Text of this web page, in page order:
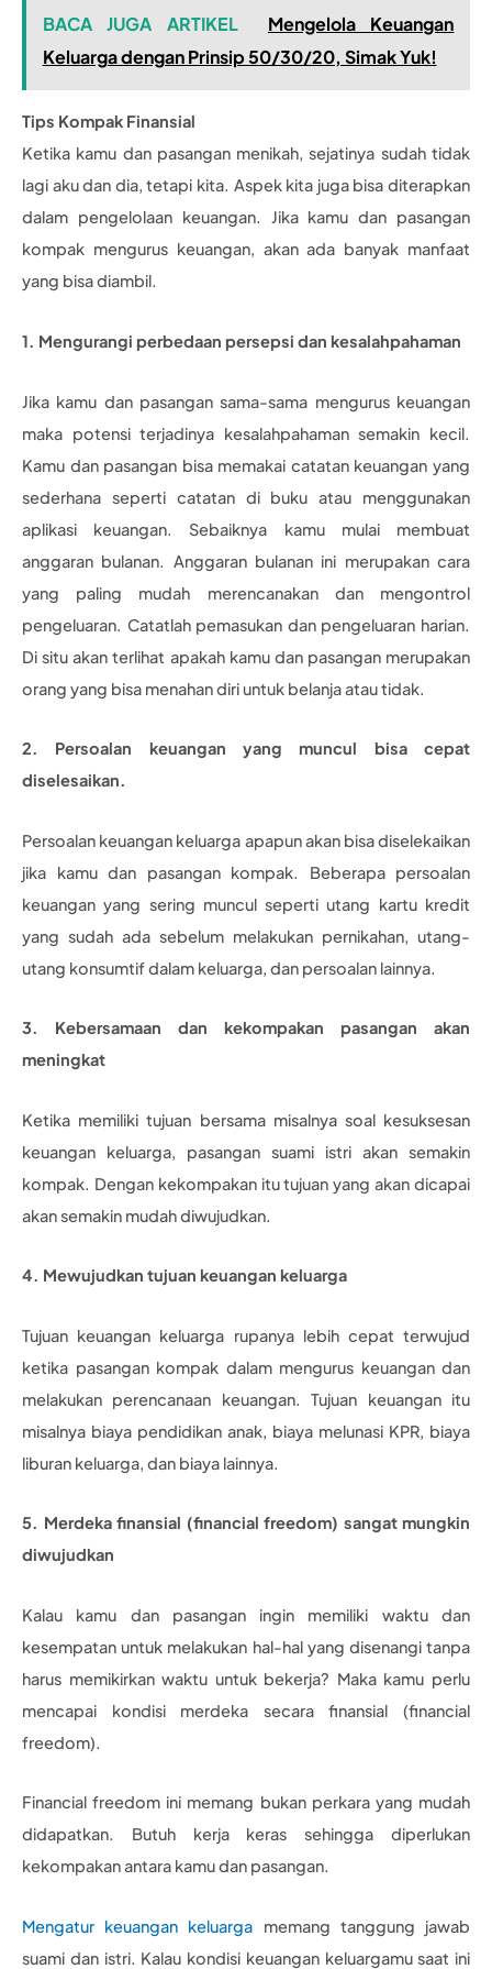
BACA JUGA ARTIKEL
Mengelola Keuangan
Keluarga dengan Prinsip 50/30/20, Simak Yuk!
Tips Kompak Finansial
Ketika kamu dan pasangan menikah, sejatinya sudah tidak
lagi aku dan dia, tetapi kita. Aspek kita juga bisa diterapkan
dalam pengelolaan keuangan. Jika kamu dan pasangan
kompak mengurus keuangan, akan ada banyak manfaat
yang bisa diambil.
1. Mengurangi perbedaan persepsi dan kesalahpahaman
Jika kamu dan pasangan sama-sama mengurus keuangan
maka potensi terjadinya kesalahpahaman semakin kecil.
Kamu dan pasangan bisa memakai catatan keuangan yang
sederhana seperti catatan di buku atau menggunakan
aplikasi keuangan. Sebaiknya kamu mulai membuat
anggaran bulanan. Anggaran bulanan ini merupakan cara
yang paling mudah merencanakan dan mengontrol
pengeluaran. Catatlah pemasukan dan pengeluaran harian.
Di situ akan terlihat apakah kamu dan pasangan merupakan
orang yang bisa menahan diri untuk belanja atau tidak.
2. Persoalan keuangan yang muncul bisa cepat
diselesaikan.
Persoalan keuangan keluarga apapun akan bisa diselekaikan
jika kamu dan pasangan kompak. Beberapa persoalan
keuangan yang sering muncul seperti utang kartu kredit
yang sudah ada sebelum melakukan pernikahan, utang-
utang konsumtif dalam keluarga, dan persoalan lainnya.
3. Kebersamaan dan kekompakan pasangan akan
meningkat
Ketika memiliki tujuan bersama misalnya soal kesuksesan
keuangan keluarga, pasangan suami istri akan semakin
kompak. Dengan kekompakan itu tujuan yang akan dicapai
akan semakin mudah diwujudkan.
4. Mewujudkan tujuan keuangan keluarga
Tujuan keuangan keluarga rupanya lebih cepat terwujud
ketika pasangan kompak dalam mengurus keuangan dan
melakukan perencanaan keuangan. Tujuan keuangan itu
misalnya biaya pendidikan anak, biaya melunasi KPR, biaya
liburan keluarga, dan biaya lainnya.
5. Merdeka finansial (financial freedom) sangat mungkin
diwujudkan
Kalau kamu dan pasangan ingin memiliki waktu dan
kesempatan untuk melakukan hal-hal yang disenangi tanpa
harus memikirkan waktu untuk bekerja? Maka kamu perlu
mencapai kondisi merdeka secara finansial (financial
freedom).
Financial freedom ini memang bukan perkara yang mudah
didapatkan. Butuh kerja keras sehingga diperlukan
kekompakan antara kamu dan pasangan.
Mengatur keuangan keluarga memang tanggung jawab
suami dan istri. Kalau kondisi keuangan keluargamu saat ini